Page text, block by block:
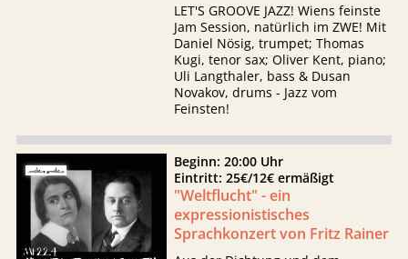
LET'S GROOVE JAZZ! Wiens feinste
Jam Session, natürlich im ZWE! Mit
Daniel Nösig, trumpet; Thomas
Kugi, tenor sax; Oliver Kent, piano;
Uli Langthaler, bass & Dusan
Novakov, drums - Jazz vom
Feinsten!
Beginn: 20:00 Uhr
Eintritt: 25€/12€ ermäßigt
"Weltflucht" - ein
expressionistisches
Sprachkonzert von Fritz Rainer